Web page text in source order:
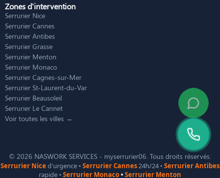
Zones d'intervention
Serrurier Nice
Serrurier Cannes
Serrurier Antibes
Serrurier Grasse
Serrurier Menton
Serrurier Monaco
Serrurier Cagnes-sur-Mer
Serrurier St-Laurent-du-Var
Serrurier Beausoleil
Serrurier Le Cannet
Voir toutes les villes →
© 2026 NASWORK SERVICES - myserrurier06. Tous droits réservés.
Serrurier Nice d'urgence • Serrurier Cannes24h/24 • Serrurier Antibes
rapide • Serrurier Monaco•Serrurier Menton